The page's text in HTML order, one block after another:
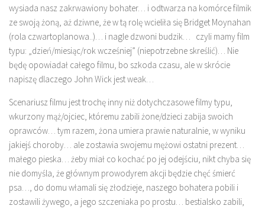
wysiada nasz zakrwawiony bohater… i odtwarza na komórce filmik
ze swoją żoną, aż dziwne, że w tą rolę wcieliła się Bridget Moynahan
(rola czwartoplanowa..)… i nagle dzwoni budzik…
czyli mamy film
typu: „dzień/miesiąc/rok wcześniej” (niepotrzebne skreślić)… Nie
będę opowiadał całego filmu, bo szkoda czasu, ale w skrócie
napiszę dlaczego John Wick jest weak…
Scenariusz filmu jest trochę inny niż dotychczasowe filmy typu,
wkurzony mąż/ojciec, któremu zabili żone/dzieci zabija swoich
oprawców… tym razem, żona umiera prawie naturalnie, w wyniku
jakiejś choroby… ale zostawia swojemu mężowi ostatni prezent…
małego pieska… żeby miał co kochać po jej odejściu, nikt chyba się
nie domyśla, że głównym prowodyrem akcji będzie chęć śmierć
psa…, do domu włamali się złodzieje, naszego bohatera pobili i
zostawili żywego, a jego szczeniaka po prostu… bestialsko zabili,